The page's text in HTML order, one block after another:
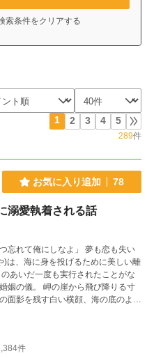
索条件をクリアする
1 2 3 4 5
289件
お気に入り追加 78
溺愛執着される話
にしなよ」 夢も恋も失い
)は、海に身を投げるために美しい離
あいだ一度も実行されたことがな
飛び降りる寸
面影を残す白い横顔、海の底のよう
千隼が決め
き、瑠璃が島の人々から神様と崇
件